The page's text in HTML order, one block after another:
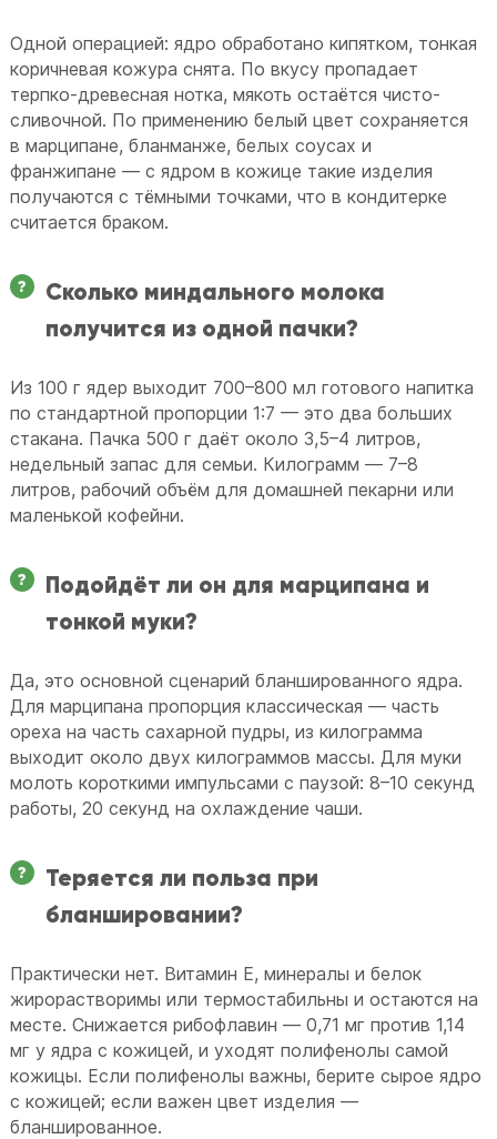
Одной операцией: ядро обработано кипятком, тонкая
коричневая кожура снята. По вкусу пропадает
терпко-древесная нотка, мякоть остаётся чисто-
сливочной. По применению белый цвет сохраняется
в марципане, бланманже, белых соусах и
франжипане — с ядром в кожице такие изделия
получаются с тёмными точками, что в кондитерке
считается браком.
Сколько миндального молока
получится из одной пачки?
Из 100 г ядер выходит 700–800 мл готового напитка
по стандартной пропорции 1:7 — это два больших
стакана. Пачка 500 г даёт около 3,5–4 литров,
недельный запас для семьи. Килограмм — 7–8
литров, рабочий объём для домашней пекарни или
маленькой кофейни.
Подойдёт ли он для марципана и
тонкой муки?
Да, это основной сценарий бланшированного ядра.
Для марципана пропорция классическая — часть
ореха на часть сахарной пудры, из килограмма
выходит около двух килограммов массы. Для муки
молоть короткими импульсами с паузой: 8–10 секунд
работы, 20 секунд на охлаждение чаши.
Теряется ли польза при
бланшировании?
Практически нет. Витамин E, минералы и белок
жирорастворимы или термостабильны и остаются на
месте. Снижается рибофлавин — 0,71 мг против 1,14
мг у ядра с кожицей, и уходят полифенолы самой
кожицы. Если полифенолы важны, берите сырое ядро
с кожицей; если важен цвет изделия —
бланшированное.